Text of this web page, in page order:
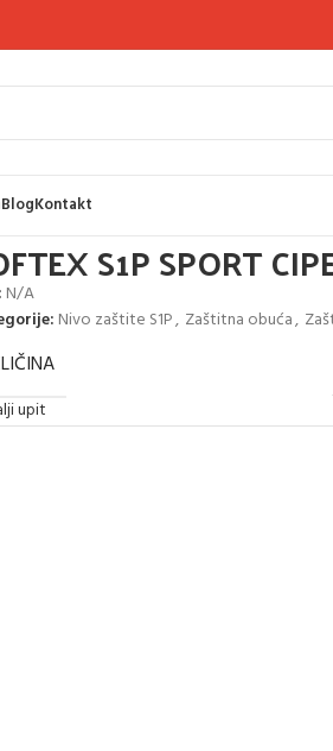
BlogKontakt
S1P SPORT
N/A
Nivo zaštite S1P, Zaštitna obuća,
upit